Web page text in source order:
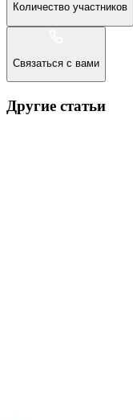
Количество участников
Связаться с вами
Другие статьи